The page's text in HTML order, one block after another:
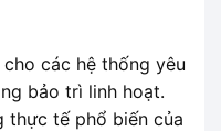
các hệ thống yêu
bảo trì linh hoạt.
thực tế phổ biến của